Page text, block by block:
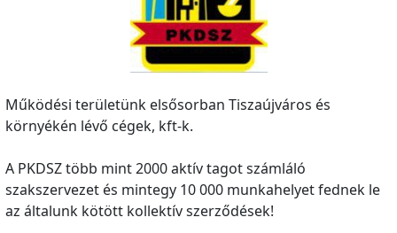
Működési területünk elsősorban Tiszaújváros és
környékén lévő cégek, kft-k.
A PKDSZ több mint 2000 aktív tagot számláló
szakszervezet és mintegy 10 000 munkahelyet fednek le
az általunk kötött kollektív szerződések!